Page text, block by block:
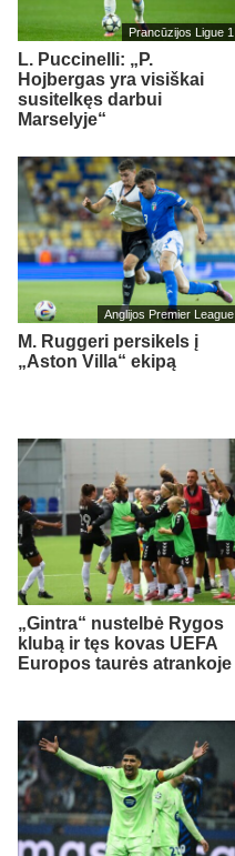
Prancūzijos Ligue 1
L. Puccinelli: „P.
Hojbergas yra visiškai
susitelkęs darbui
Marselyje“
Anglijos Premier League
M. Ruggeri persikels į
„Aston Villa“ ekipą
„Gintra“ nustelbė Rygos
klubą ir tęs kovas UEFA
Europos taurės atrankoje